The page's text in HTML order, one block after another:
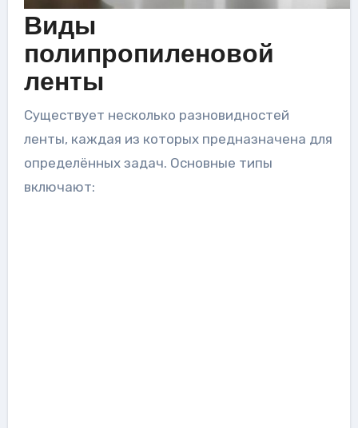
Виды
полипропиленовой
ленты
Существует несколько разновидностей
ленты, каждая из которых предназначена для
определённых задач. Основные типы
включают: